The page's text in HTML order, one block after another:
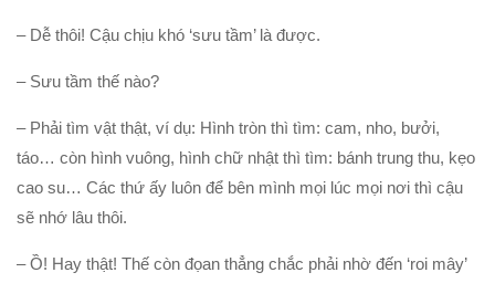
– Dễ thôi! Cậu chịu khó ‘sưu tầm’ là được.
– Sưu tầm thế nào?
– Phải tìm vật thật, ví dụ: Hình tròn thì tìm: cam, nho, bưởi,
táo… còn hình vuông, hình chữ nhật thì tìm: bánh trung thu, kẹo
cao su… Các thứ ấy luôn để bên mình mọi lúc mọi nơi thì cậu
sẽ nhớ lâu thôi.
– Ồ! Hay thật! Thế còn đọan thẳng chắc phải nhờ đến ‘roi mây’